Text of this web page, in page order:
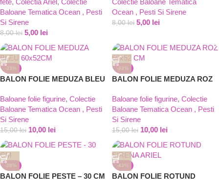
Baloane Tematica Ocean , Pesti
Si Sirene
8,00lei 5,00 lei
Ocean , Pesti Si Sirene
8,00lei 5,00 lei
-33%
BALON FOLIE MEDUZA BLEU
Baloane folie figurine, Colectie
Baloane Tematica Ocean , Pesti
Si Sirene
15,00lei 10,00 lei
-33%
BALON FOLIE MEDUZA ROZ
Baloane folie figurine, Colectie
Baloane Tematica Ocean , Pesti
Si Sirene
15,00lei 10,00 lei
-38%
BALON FOLIE PESTE – 30 CM
-43%
BALON FOLIE ROTUND